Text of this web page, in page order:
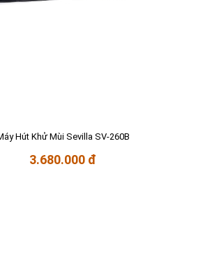
Hút Khử Mùi Sevilla SV-260B
3.680.000 đ